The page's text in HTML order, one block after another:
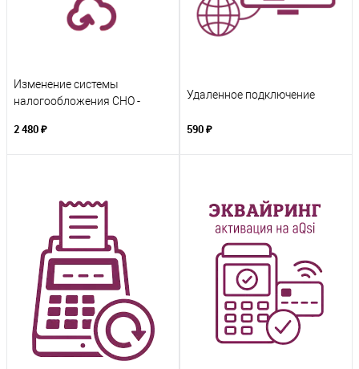
Изменение системы
налогообложения СНО -
2 480 ₽
Удаленное подключение
590 ₽